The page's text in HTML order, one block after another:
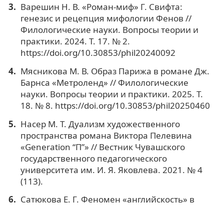
Варешин Н. В. «Роман-миф» Г. Свифта:
генезис и рецепция мифологии Фенов //
Филологические науки. Вопросы теории и
практики. 2024. Т. 17. № 2.
https://doi.org/10.30853/phil20240092
Мясникова М. В. Образ Парижа в романе Дж.
Барнса «Метроленд» // Филологические
науки. Вопросы теории и практики. 2025. Т.
18. № 8. https://doi.org/10.30853/phil20250460
Насер М. Т. Дуализм художественного
пространства романа Виктора Пелевина
«Generation “П”» // Вестник Чувашского
государственного педагогического
университета им. И. Я. Яковлева. 2021. № 4
(113).
Сатюкова Е. Г. Феномен «английскость» в